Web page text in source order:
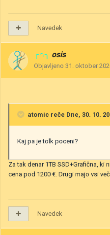
Navedek
╭∩╮ osis
Objavljeno 31. oktober
atomic reče Dne, 30. 10.
Kaj pa je tolk poceni?
Za tak denar 1TB SSD+Grafična, ki
cena pod 1200 €. Drugi majo vsi
Navedek